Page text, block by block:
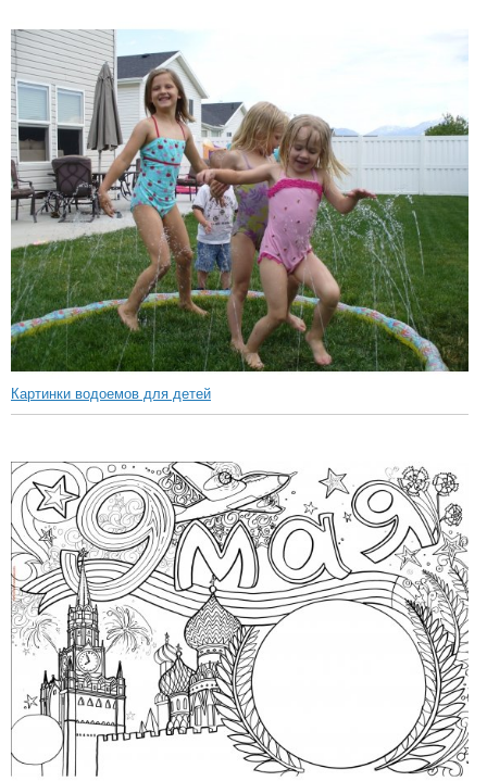
Картинки водоемов для детей